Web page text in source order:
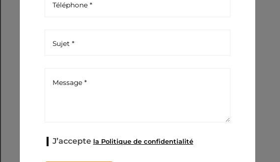
J’accepte la Politique de confidentialité